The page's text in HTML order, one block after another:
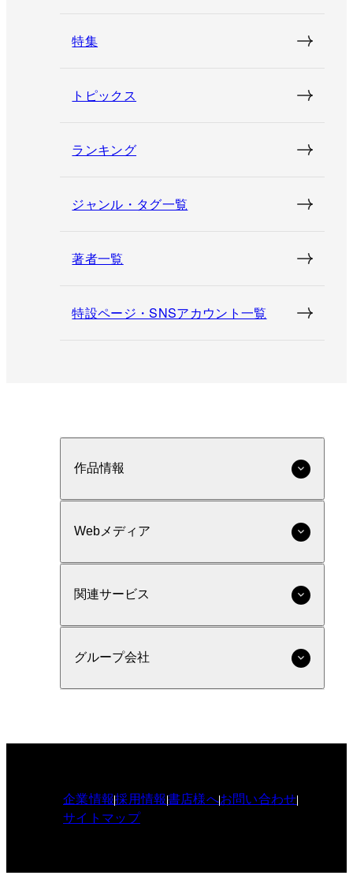
特集
トピックス
ランキング
ジャンル・タグ一覧
著者一覧
特設ページ・SNSアカウント一覧
作品情報
Webメディア
関連サービス
グループ会社
企業情報採用情報書店様へお問い合わせ
サイトマップ